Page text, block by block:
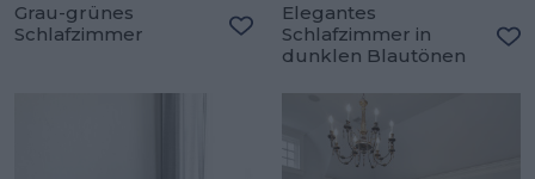
Grau-grünes
Schlafzimmer
Zu den Favoriten hinzufügen
Elegantes
Schlafzimmer in
dunklen Blautönen